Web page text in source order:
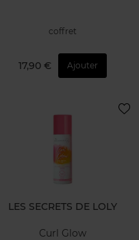
coffret
17,90 € Ajouter
LES SECRETS DE LOLY
Curl Glow